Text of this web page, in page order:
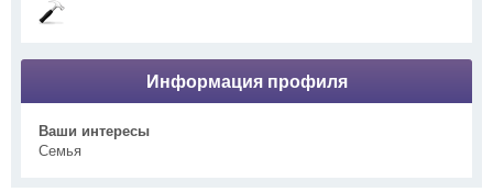
Информация профиля
Ваши интересы
Семья